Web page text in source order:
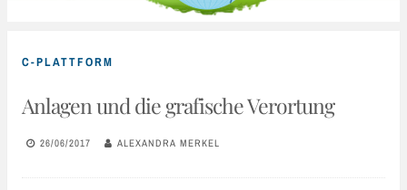
C-PLATTFORM
Anlagen und die grafische Verortung
26/06/2017 ALEXANDRA MERKEL